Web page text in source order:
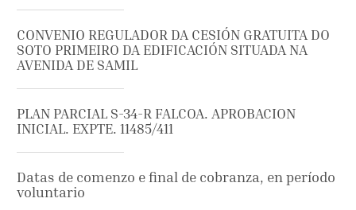
CONVENIO REGULADOR DA CESIÓN GRATUITA DO
SOTO PRIMEIRO DA EDIFICACIÓN SITUADA NA
AVENIDA DE SAMIL
PLAN PARCIAL S-34-R FALCOA. APROBACION
INICIAL. EXPTE. 11485/411
Datas de comenzo e final de cobranza, en período
voluntario